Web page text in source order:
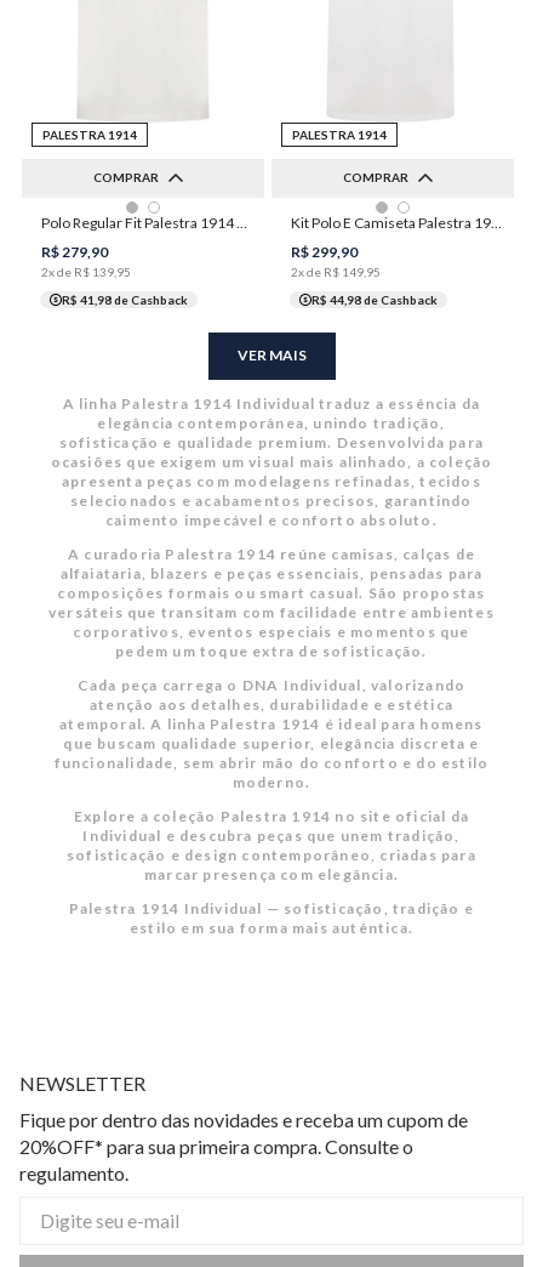
PALESTRA 1914
COMPRAR
P M G GG XGG
Polo Regular Fit Palestra 1914 Piquet Frisos Masculina Individual
R$279,90
2x de R$ 139 95
R$ 41,98de Cashback
PALESTRA 1914
COMPRAR
P XGG
Kit Polo E Camiseta Palestra 1914 Masculino Individual
R$299,90
2x de R$ 149 95
R$ 44,98de Cashback
VER MAIS
A linha Palestra 1914 Individual traduz a essência da
elegância contemporânea, unindo tradição,
sofisticação e qualidade premium. Desenvolvida para
ocasiões que exigem um visual mais alinhado, a coleção
apresenta peças com modelagens refinadas, tecidos
selecionados e acabamentos precisos, garantindo
caimento impecável e conforto absoluto.
A curadoria Palestra 1914 reúne camisas, calças de
alfaiataria, blazers e peças essenciais, pensadas para
composições formais ou smart casual. São propostas
versáteis que transitam com facilidade entre ambientes
corporativos, eventos especiais e momentos que
pedem um toque extra de sofisticação.
Cada peça carrega o DNA Individual, valorizando
atenção aos detalhes, durabilidade e estética
atemporal. A linha Palestra 1914 é ideal para homens
que buscam qualidade superior, elegância discreta e
funcionalidade, sem abrir mão do conforto e do estilo
moderno.
Explore a coleção Palestra 1914 no site oficial da
Individual e descubra peças que unem tradição,
sofisticação e design contemporâneo, criadas para
marcar presença com elegância.
Palestra 1914 Individual — sofisticação, tradição e
estilo em sua forma mais autêntica.
NEWSLETTER
Fique por dentro das novidades e receba um cupom de
20%OFF* para sua primeira compra. Consulte o
regulamento.